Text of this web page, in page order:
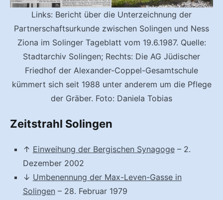
Links: Bericht über die Unterzeichnung der
Partnerschaftsurkunde zwischen Solingen und Ness
Ziona im Solinger Tageblatt vom 19.6.1987. Quelle:
Stadtarchiv Solingen; Rechts: Die AG Jüdischer
Friedhof der Alexander-Coppel-Gesamtschule
kümmert sich seit 1988 unter anderem um die Pflege
der Gräber. Foto: Daniela Tobias
Zeitstrahl Solingen
↑ Einweihung der Bergischen Synagoge– 2.
Dezember 2002
↓ Umbenennung der Max-Leven-Gasse in
Solingen – 28. Februar 1979